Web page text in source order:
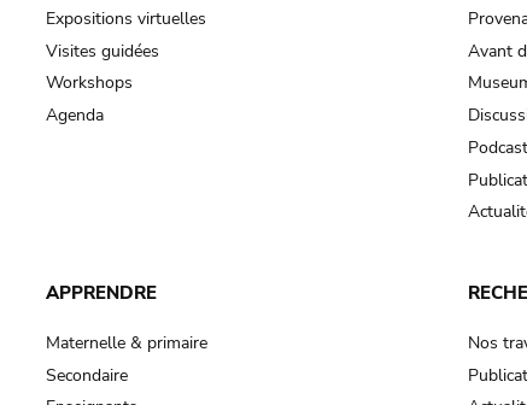
Expositions virtuelles
Visites guidées
Workshops
Agenda
Avant
APPRENDRE
Maternelle & primaire
Secondaire
Nos